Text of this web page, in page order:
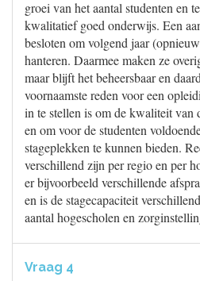
groei van het aantal studenten en
kwalitatief goed onderwijs. Een
besloten om volgend jaar
hanteren. Daarmee maken ze
maar blijft het beheersbaar en
voornaamste reden voor een
in te stellen is om de kwaliteit van
en om voor de studenten
stageplekken te kunnen bieden.
verschillend zijn per regio en per
er bijvoorbeeld verschillende
en is de stagecapaciteit
aantal hogescholen en
Vraag 4